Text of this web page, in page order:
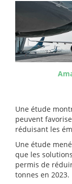
Une étude
peuvent
réduisant les
Une étude
que les
permis de
tonnes en 2023.